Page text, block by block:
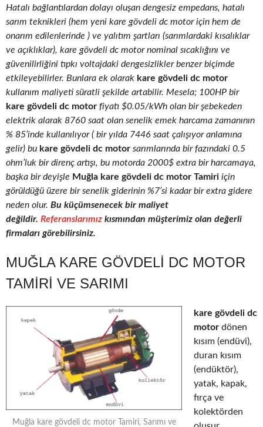
Hatalı bağlantılardan dolayı oluşan dengesiz empedans, hatalı
sarım teknikleri (hem yeni kare gövdeli dc motor için hem de
onarım edilenlerinde ) ve yalıtım şartları (sarımlardaki kısalıklar
ve açıklıklar), kare gövdeli dc motor nominal sıcaklığını ve
güvenilirliğini tıpkı voltajdaki dengesizlikler benzer biçimde
etkileyebilirler. Bunlara ek olarak kare gövdeli dc motor
kullanım maliyeti süratli şekilde artabilir. Mesela; 100HP bir
kare gövdeli dc motor fiyatı $0.05/kWh olan bir şebekeden
elektrik alarak 8760 saat olan senelik emek harcama zamanının
% 85’inde kullanılıyor ( bir yılda 7446 saat çalışıyor anlamına
gelir) bu kare gövdeli dc motor sarımlarında bir fazındaki 0.5
ohm’luk bir direnç artışı, bu motorda 2000$ extra bir harcamaya,
başka bir deyişle Muğla kare gövdeli dc motor Tamiri için
görüldüğü üzere bir senelik giderinin %7’si kadar bir extra gidere
neden olur. Bu küçümsenecek bir maliyet
değildir. Referanslarımız kısmından müşterimiz olan değerli
firmaları görebilirsiniz.
MUĞLA KARE GÖVDELI DC MOTOR
TAMIRI VE SARIMI
Muğla kare gövdeli dc motor Tamiri, Sarımı ve
kare gövdeli dc
motor dönen
kısım (endüvi),
duran kısım
(endüktör),
yatak, kapak,
fırça ve
kolektörden